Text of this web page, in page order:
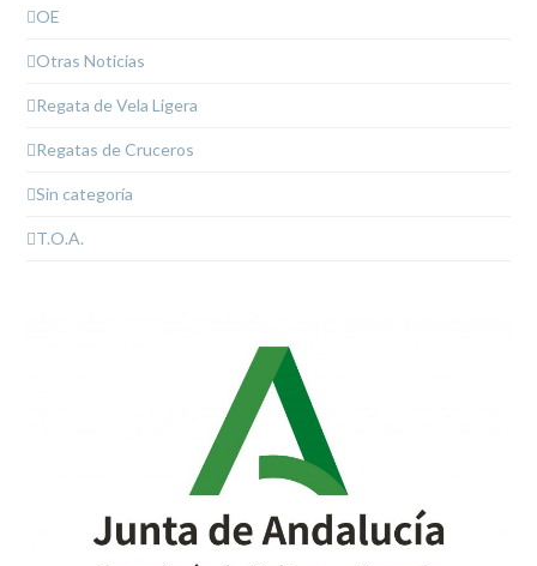
OE
Otras Noticias
Regata de Vela Ligera
Regatas de Cruceros
Sin categoría
T.O.A.